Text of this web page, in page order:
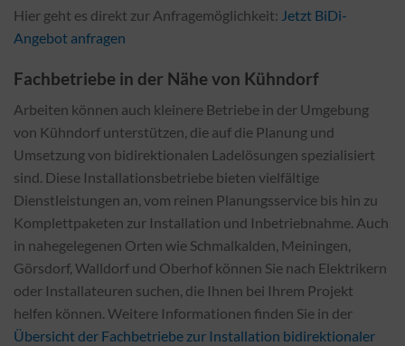
Hier geht es direkt zur Anfragemöglichkeit: Jetzt BiDi-
Angebot anfragen
Fachbetriebe in der Nähe von Kühndorf
Arbeiten können auch kleinere Betriebe in der Umgebung
von Kühndorf unterstützen, die auf die Planung und
Umsetzung von bidirektionalen Ladelösungen spezialisiert
sind. Diese Installationsbetriebe bieten vielfältige
Dienstleistungen an, vom reinen Planungsservice bis hin zu
Komplettpaketen zur Installation und Inbetriebnahme. Auch
in nahegelegenen Orten wie Schmalkalden, Meiningen,
Görsdorf, Walldorf und Oberhof können Sie nach Elektrikern
oder Installateuren suchen, die Ihnen bei Ihrem Projekt
helfen können. Weitere Informationen finden Sie in der
Übersicht der Fachbetriebe zur Installation bidirektionaler